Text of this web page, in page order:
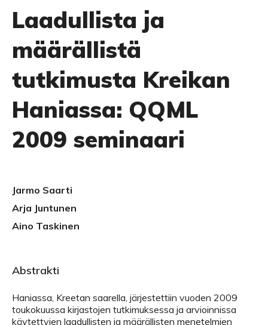
Laadullista ja
määrällistä
tutkimusta Kreikan
Haniassa: QQML
2009 seminaari
Jarmo Saarti
Arja Juntunen
Aino Taskinen
Abstrakti
Haniassa, Kreetan saarella, järjestettiin vuoden 2009
toukokuussa kirjastojen tutkimuksessa ja arvioinnissa
käytettyjen laadullisten ja määrällisten menetelmien